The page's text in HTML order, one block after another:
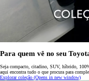
Para quem vê no seu
Seja compacto, citadino, SUV, híbrido,
aqui encontra tudo o que procura para
Explorar coleção (Opens in new window)